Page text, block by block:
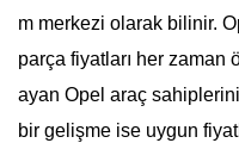
m merkezi olarak bilinir.
parça fiyatları her zaman
ayan Opel araç
bir gelişme ise uygun